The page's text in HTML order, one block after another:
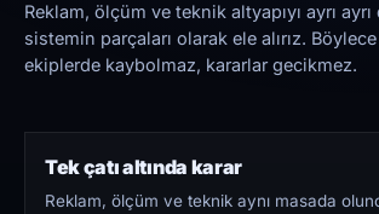
Reklam, ölçüm ve teknik altyapıyı ayrı
sistemin parçaları olarak ele alırız.
ekiplerde kaybolmaz, kararlar gecikmez.
Tek çatı altında karar
Reklam, ölçüm ve teknik aynı masada